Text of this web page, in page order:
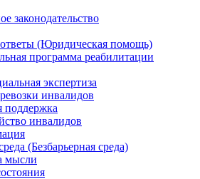
законодательство
(Юридическая помощь)
программа реабилитации
экспертиза
инвалидов
поддержка
инвалидов
(Безбарьерная среда)
мысли